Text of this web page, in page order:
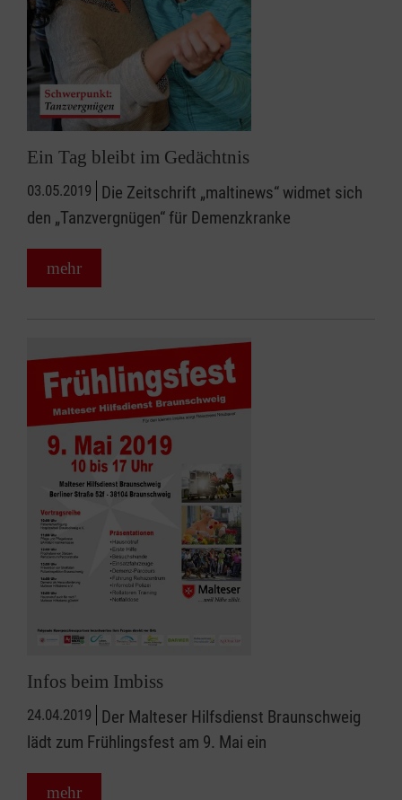
Ein Tag bleibt im Gedächtnis
03.05.2019
Die Zeitschrift „maltinews“ widmet sich
den „Tanzvergnügen“ für Demenzkranke
mehr
Infos beim Imbiss
24.04.2019
Der Malteser Hilfsdienst Braunschweig
lädt zum Frühlingsfest am 9. Mai ein
mehr